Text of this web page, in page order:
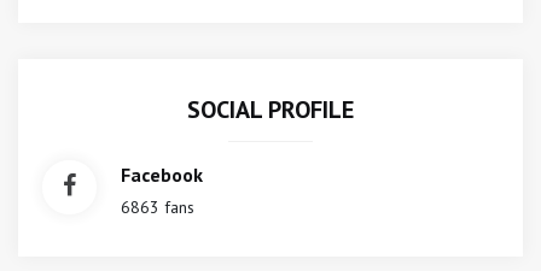
SOCIAL PROFILE
Facebook
6863 fans